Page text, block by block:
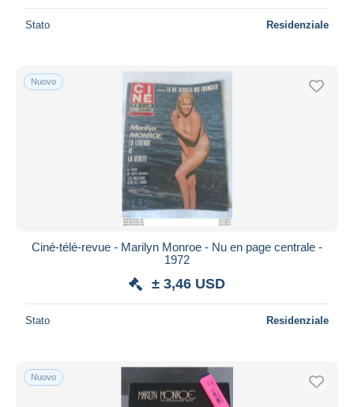
Stato Residenziale
Nuovo
Ciné-télé-revue - Marilyn Monroe - Nu en page centrale -
1972
± 3,46 USD
Stato Residenziale
Nuovo